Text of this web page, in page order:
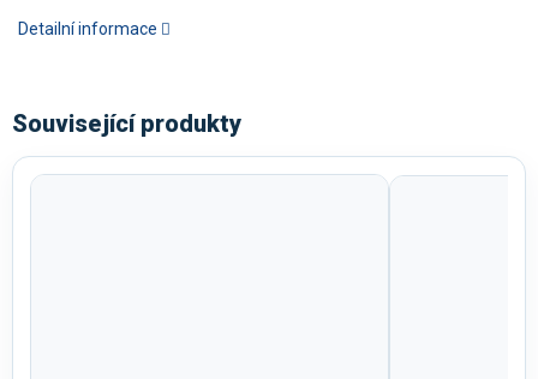
Detailní informace
Související produkty